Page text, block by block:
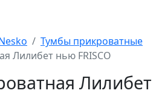
Тумбы прикроватные
Лилибет нью FRISCO
Лилибет